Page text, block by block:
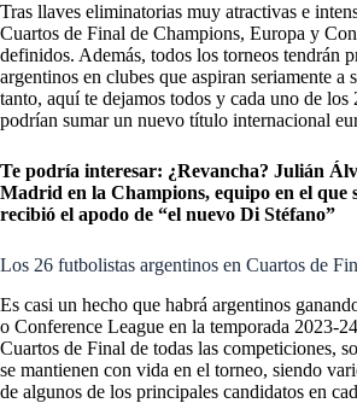
Tras llaves eliminatorias muy atractivas e
Cuartos de Final de Champions, Europa y
definidos. Además, todos los torneos tendrán
argentinos en clubes que aspiran seriamente a
tanto, aquí te dejamos todos y cada uno de los
podrían sumar un nuevo título internacional
Te podría interesar: ¿Revancha? Julián
Madrid en la Champions, equipo en el que
recibió el apodo de “el nuevo Di Stéfano”
Los 26 futbolistas argentinos en Cuartos de
Es casi un hecho que habrá argentinos
o Conference League en la temporada 2023-
Cuartos de Final de todas las competiciones,
se mantienen con vida en el torneo, siendo
de algunos de los principales candidatos en